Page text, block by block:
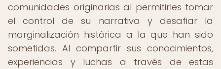
comunidades originarias al permitirles tomar
el control de su narrativa y desafiar la
marginalización histórica a la que han sido
sometidas. Al compartir sus conocimientos,
experiencias y luchas a través de estas